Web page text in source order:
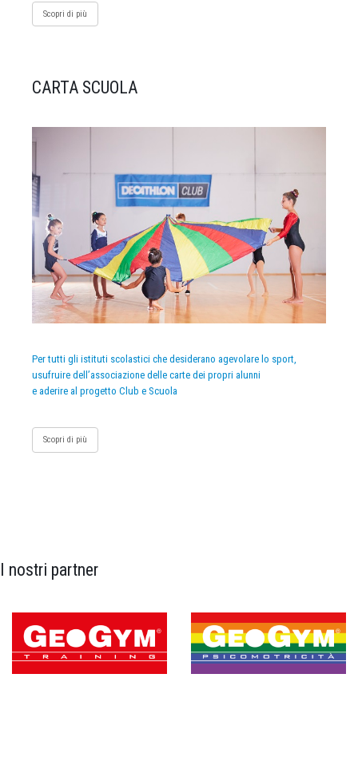
Scopri di più
CARTA SCUOLA
Per tutti gli istituti scolastici che desiderano agevolare lo sport,
usufruire dell’associazione delle carte dei propri alunni
e aderire al progetto Club e Scuola
Scopri di più
I nostri partner